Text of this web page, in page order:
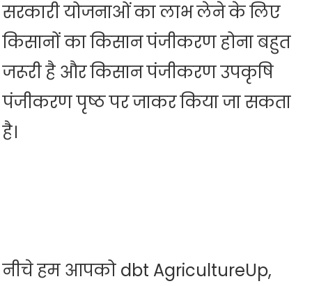
सरकारी योजनाओं का लाभ लेने के लिए
किसानों का किसान पंजीकरण होना बहुत
जरूरी है और किसान पंजीकरण उपकृषि
पंजीकरण पृष्ठ पर जाकर किया जा सकता
है।
नीचे हम आपको dbt AgricultureUp,